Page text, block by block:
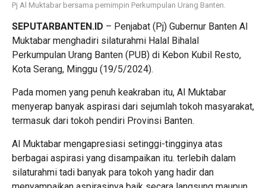
Pj Al Muktabar bersama pemimpin Perkumpulan Urang Banten.
SEPUTARBANTEN.ID – Penjabat (Pj) Gubernur Banten Al
Muktabar menghadiri silaturahmi Halal Bihalal
Perkumpulan Urang Banten (PUB) di Kebon Kubil Resto,
Kota Serang, Minggu (19/5/2024).
Pada momen yang penuh keakraban itu, Al Muktabar
menyerap banyak aspirasi dari sejumlah tokoh masyarakat,
termasuk dari tokoh pendiri Provinsi Banten.
Al Muktabar mengapresiasi setinggi-tingginya atas
berbagai aspirasi yang disampaikan itu. terlebih dalam
silaturahmi tadi banyak para tokoh yang hadir dan